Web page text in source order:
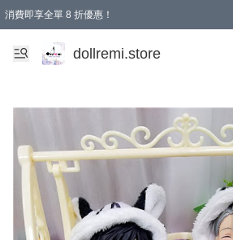
消費即享全單 8 折優惠！
購物滿 HKD 1500.00即享免運費優惠！（適用於 本
dollremi.store